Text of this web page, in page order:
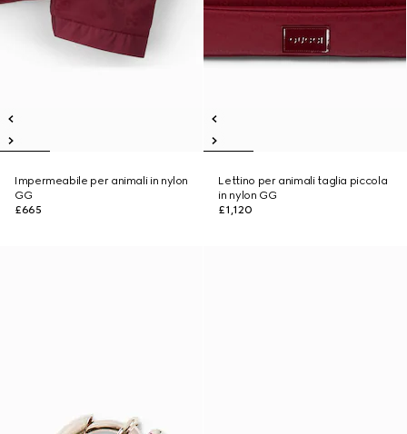
Impermeabile per animali in nylon
GG
£665
Lettino per animali taglia piccola
in nylon GG
£1,120